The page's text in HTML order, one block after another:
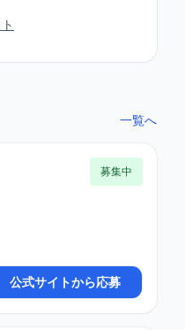
一覧へ
募集中
公式サイトから応募